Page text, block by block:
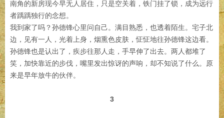
南角的新房现今早无人居住，只是空关着，铁门挂了锁，成为远行
者踽踽独行的念想。
我到家了吗？孙德锋心里问自己。满目熟悉，也透着陌生。宅子北
边，见有一人，光着上身，烟熏色皮肤，怔怔地往孙德锋这边看。
孙德锋也是认出了，疾步往那人走，手早伸了出去。两人都堆了
笑，加快靠近的步伐，嘴里发出惊讶的声响，却不知说了什么。原
来是早年放牛的伙伴。
3